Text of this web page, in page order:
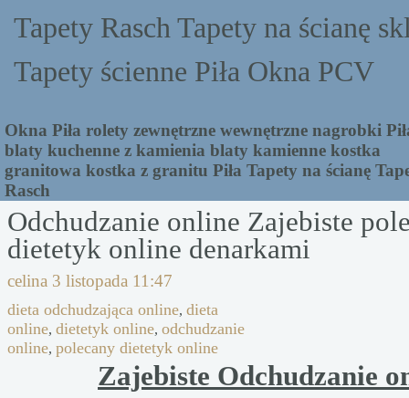
Tapety Rasch Tapety na ścianę
Tapety ścienne Piła Okna PCV
Okna Piła rolety zewnętrzne wewnętrzne nagrobki
blaty kuchenne z kamienia blaty kamienne kostka
granitowa kostka z granitu Piła Tapety na ścianę
Rasch
Odchudzanie online Zajebiste
dietetyk online denarkami
celina 3 listopada 11:47
dieta odchudzająca online, dieta
online, dietetyk online, odchudzanie
online, polecany dietetyk online
Zajebiste Odchudzanie